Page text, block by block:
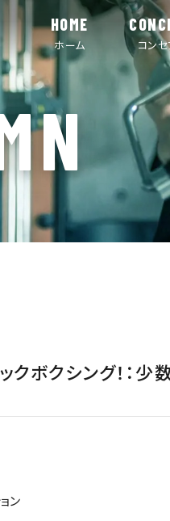
HOME
ホーム コンセ
クボクシング！：
ン